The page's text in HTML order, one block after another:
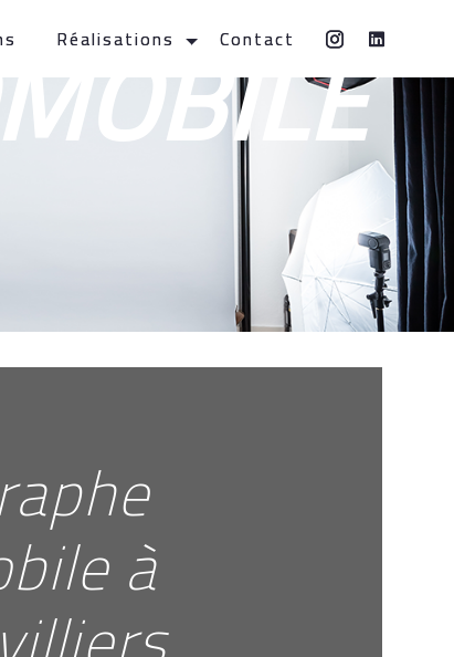
Réalisations Contact
à